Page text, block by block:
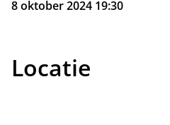
8 oktober 2024 19:30
Locatie